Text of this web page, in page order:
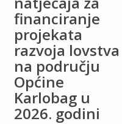
financiranje
projekata
razvoja lovstva
na području
Općine
Karlobag u
2026. godini